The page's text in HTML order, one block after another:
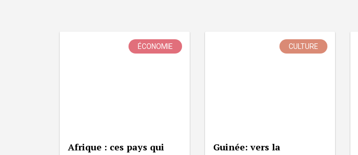
ÉCONOMIE
Afrique : ces pays qui
CULTURE
Guinée: vers la